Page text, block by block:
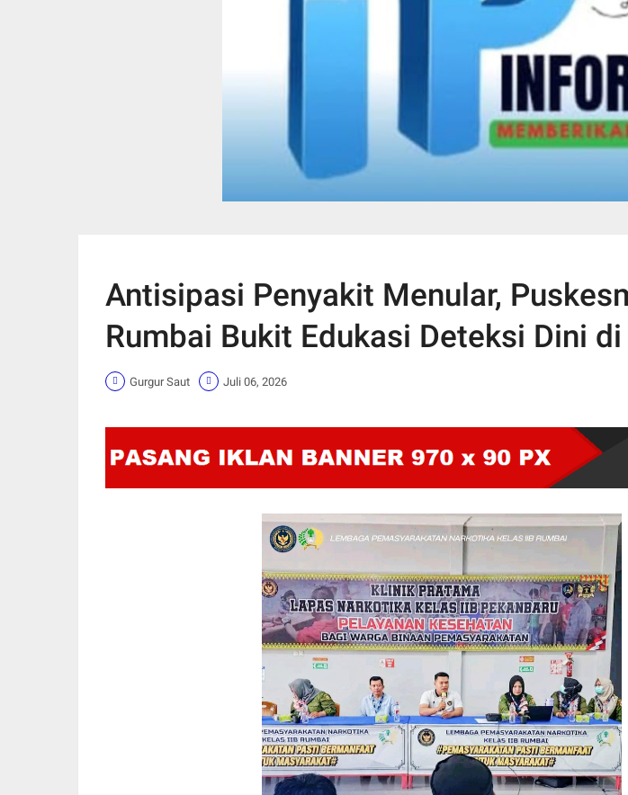
Antisipasi Penyakit Menular,
Rumbai Bukit Edukasi Deteksi Dini
Gurgur Saut Juli 06, 2026